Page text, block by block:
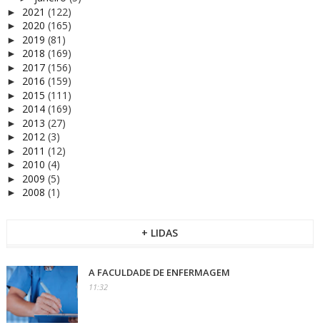
► 2021 (122)
► 2020 (165)
► 2019 (81)
► 2018 (169)
► 2017 (156)
► 2016 (159)
► 2015 (111)
► 2014 (169)
► 2013 (27)
► 2012 (3)
► 2011 (12)
► 2010 (4)
► 2009 (5)
► 2008 (1)
+ LIDAS
A FACULDADE DE ENFERMAGEM
11:32